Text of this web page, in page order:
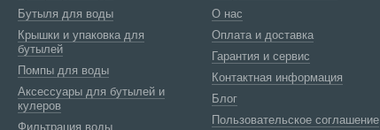
Бутыля для воды
Крышки и упаковка для
бутылей
Помпы для воды
Аксессуары для бутылей и
кулеров
Фильтрация воды
О нас
Оплата и доставка
Гарантия и сервис
Контактная информация
Блог
Пользовательское соглашение